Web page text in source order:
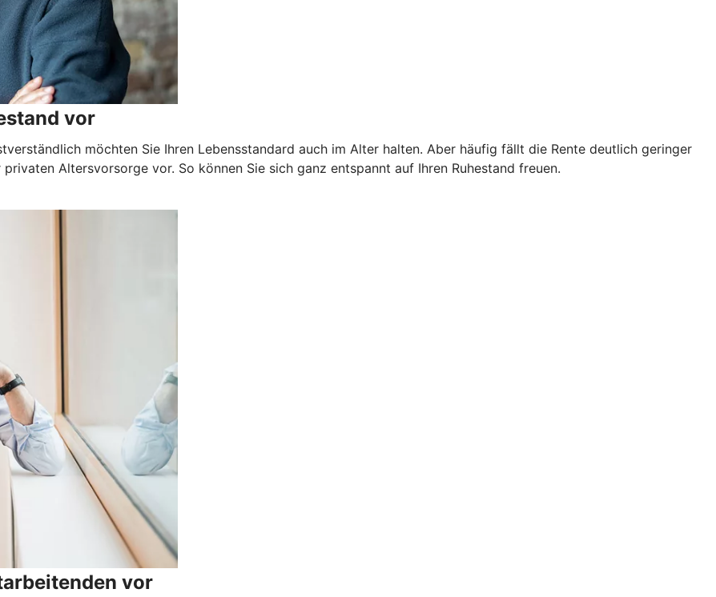
vor
möchten Sie Ihren Lebensstandard auch im Alter halten. Aber häufig fällt die Rente deutlich geringer
Altersvorsorge vor. So können Sie sich ganz entspannt auf Ihren Ruhestand freuen.
vor